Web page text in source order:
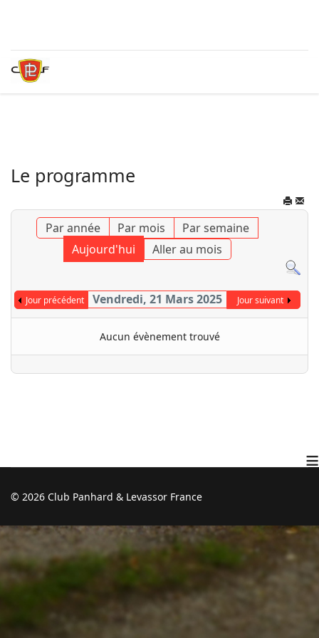
Le programme
Par année Par mois
Par semaine
Aujourd'hui
Aller au mois
Jour précédent Vendredi, 21 Mars 2025 Jour suivant
Aucun évènement trouvé
≡
© 2026 Club Panhard & Levassor France